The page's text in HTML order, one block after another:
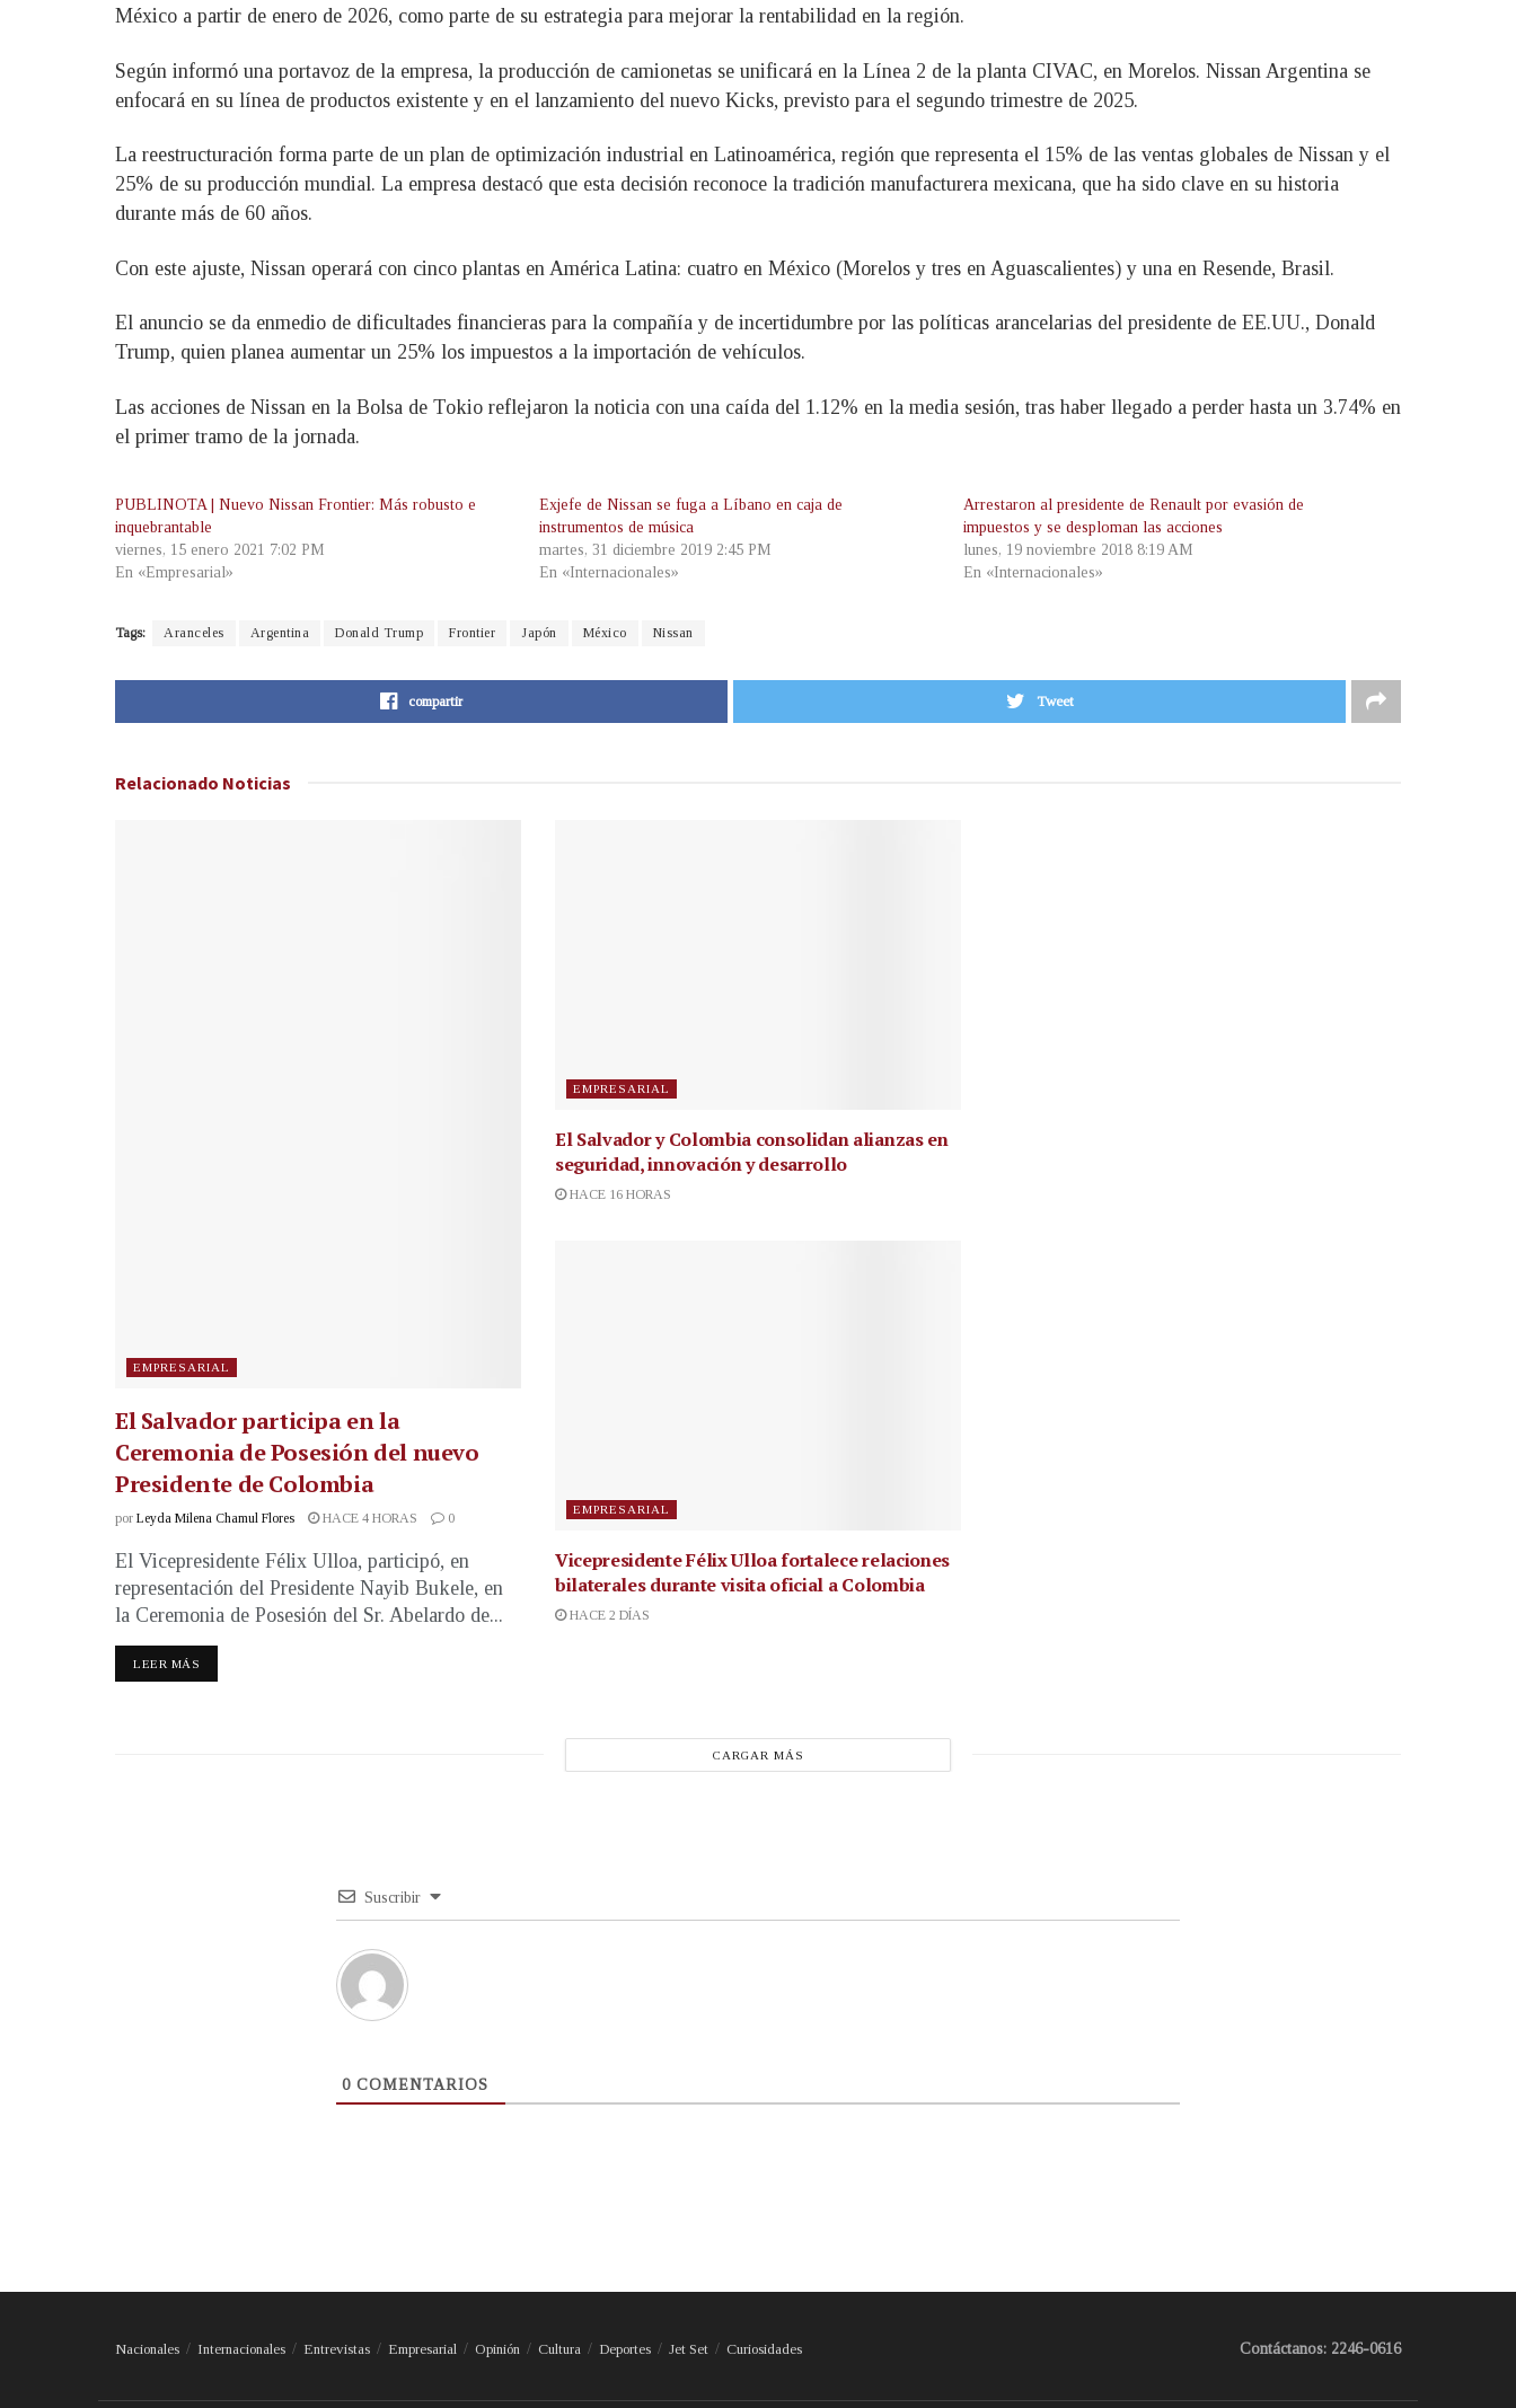
México a partir de enero de 2026, como parte de su estrategia para mejorar la rentabilidad en la región.
Según informó una portavoz de la empresa, la producción de camionetas se unificará en la Línea 2 de la planta CIVAC, en Morelos. Nissan Argentina se
enfocará en su línea de productos existente y en el lanzamiento del nuevo Kicks, previsto para el segundo trimestre de 2025.
La reestructuración forma parte de un plan de optimización industrial en Latinoamérica, región que representa el 15% de las ventas globales de Nissan y el
25% de su producción mundial. La empresa destacó que esta decisión reconoce la tradición manufacturera mexicana, que ha sido clave en su historia
durante más de 60 años.
Con este ajuste, Nissan operará con cinco plantas en América Latina: cuatro en México (Morelos y tres en Aguascalientes) y una en Resende, Brasil.
El anuncio se da enmedio de dificultades financieras para la compañía y de incertidumbre por las políticas arancelarias del presidente de EE.UU., Donald
Trump, quien planea aumentar un 25% los impuestos a la importación de vehículos.
Las acciones de Nissan en la Bolsa de Tokio reflejaron la noticia con una caída del 1.12% en la media sesión, tras haber llegado a perder hasta un 3.74% en
el primer tramo de la jornada.
PUBLINOTA | Nuevo Nissan Frontier: Más robusto e
inquebrantable
viernes, 15 enero 2021 7:02 PM
En «Empresarial»
Exjefe de Nissan se fuga a Líbano en caja de
instrumentos de música
martes, 31 diciembre 2019 2:45 PM
En «Internacionales»
Arrestaron al presidente de Renault por evasión de
impuestos y se desploman las acciones
lunes, 19 noviembre 2018 8:19 AM
En «Internacionales»
Tags: Aranceles Argentina Donald Trump Frontier Japón México Nissan
compartir Tweet
Relacionado Noticias
EMPRESARIAL
El Salvador participa en la
Ceremonia de Posesión del nuevo
Presidente de Colombia
por Leyda Milena Chamul Flores HACE 4 HORAS 0
El Vicepresidente Félix Ulloa, participó, en
representación del Presidente Nayib Bukele, en
la Ceremonia de Posesión del Sr. Abelardo de...
LEER MÁS
EMPRESARIAL
El Salvador y Colombia consolidan alianzas en
seguridad, innovación y desarrollo
HACE 16 HORAS
EMPRESARIAL
Vicepresidente Félix Ulloa fortalece relaciones
bilaterales durante visita oficial a Colombia
HACE 2 DÍAS
CARGAR MÁS
Suscribir
0 COMENTARIOS
Nacionales Internacionales Entrevistas Empresarial Opinión Cultura Deportes Jet Set Curiosidades Contáctanos: 2246-0616